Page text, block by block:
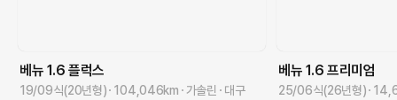
베뉴 1.6 플럭스
19/09식(20년형) 104,046km 가솔린 대구
베뉴 1.6 프리미엄
25/06식(26년형)